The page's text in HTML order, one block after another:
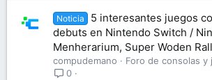
Noticia
5 interesantes juegos
debuts en Nintendo Switch /
Menherarium, Super Woden
compudemano
Foro de consolas y
0